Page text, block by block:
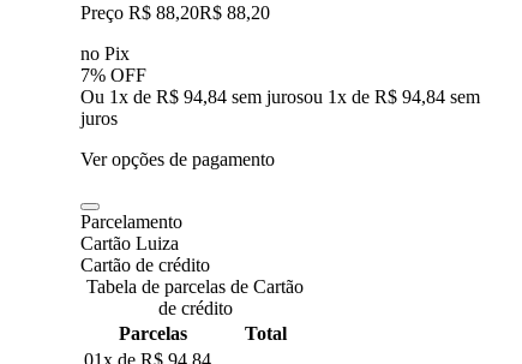
Preço R$ 88,20R$ 88,20
no Pix
7% OFF
Ou 1x de R$ 94,84 sem jurosou 1x de R$ 94,84 sem
juros
Ver opções de pagamento
Parcelamento
Cartão Luiza
Cartão de crédito
Tabela de parcelas de Cartão
de crédito
Parcelas
Total
01x de R$ 94,84